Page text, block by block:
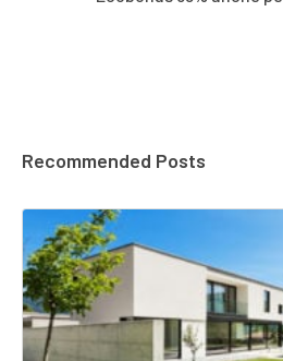
Recommended Posts